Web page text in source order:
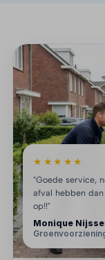
★★★★★
"Goede service,
afval hebben
op!!"
Monique